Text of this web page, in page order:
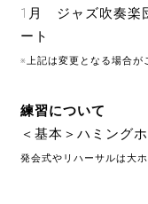
1月 ジャズ吹奏楽
ート
※上記は変更となる場合が
練習について
＜基本＞ハミン
発会式やリハーサルは大